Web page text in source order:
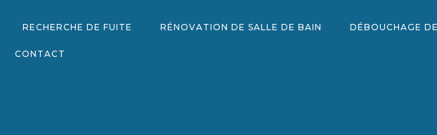
RECHERCHE DE FUITE RÉNOVATION DE SALLE DE BAIN DÉBOUCHAGE
CONTACT